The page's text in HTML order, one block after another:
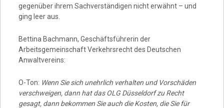
gegenüber ihrem Sachverständigen nicht erwähnt – und
ging leer aus.
Bettina Bachmann, Geschäftsführerin der
Arbeitsgemeinschaft Verkehrsrecht des Deutschen
Anwaltvereins:
O-Ton: Wenn Sie sich unehrlich verhalten und Vorschäden
verschweigen, dann hat das OLG Düsseldorf zu Recht
gesagt, dann bekommen Sie auch die Kosten, die Sie für